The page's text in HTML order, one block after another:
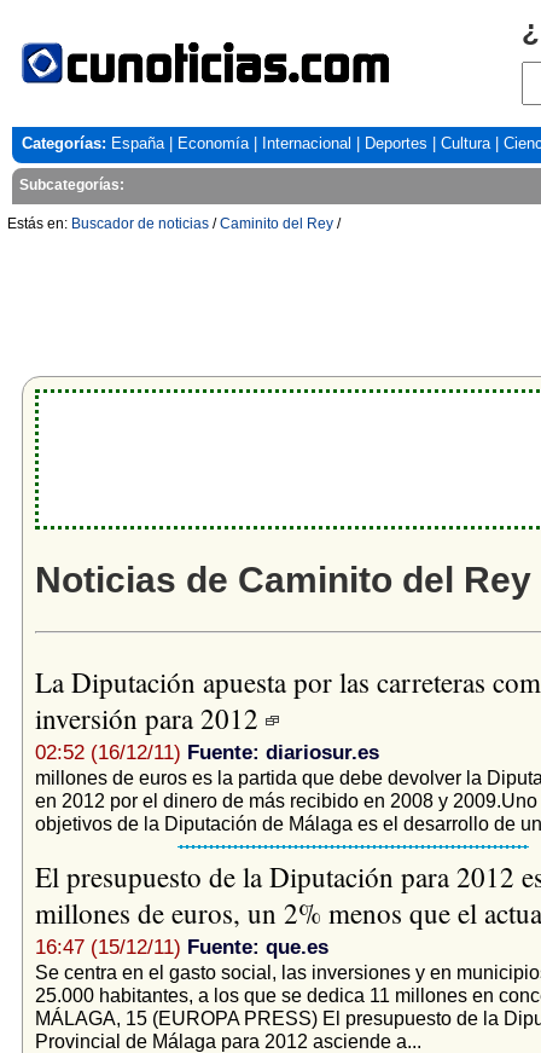
Categorías: España| Economía| Internacional Deportes Cultura|
Subcategorías:
Estás en: Buscador de noticias /Caminito del Rey /
Noticias de Caminito del Rey
La Diputación apuesta por las carreteras
inversión para 2012
02:52 (16/12/11) Fuente: diariosur.es
millones de euros es la partida que debe devolver la
en 2012 por el dinero de más recibido en 2008 y
objetivos de la Diputación de Málaga es el desarrollo de
El presupuesto de la Diputación para 2012
millones de euros, un 2% menos que el
16:47 (15/12/11) Fuente: que.es
Se centra en el gasto social, las inversiones y en
25.000 habitantes, a los que se dedica 11 millones en
MÁLAGA, 15 (EUROPA PRESS) El presupuesto de la
Provincial de Málaga para 2012 asciende a...